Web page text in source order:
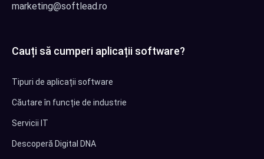
marketing@softlead.ro
Cauți să cumperi aplicații software?
Tipuri de aplicații software
Căutare în funcție de industrie
Servicii IT
Descoperă Digital DNA